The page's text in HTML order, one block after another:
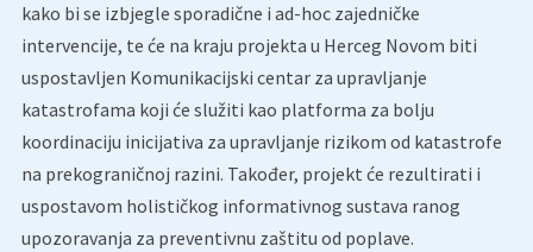
kako bi se izbjegle sporadične i ad-hoc zajedničke
intervencije, te će na kraju projekta u Herceg Novom biti
uspostavljen Komunikacijski centar za upravljanje
katastrofama koji će služiti kao platforma za bolju
koordinaciju inicijativa za upravljanje rizikom od katastrofe
na prekograničnoj razini. Također, projekt će rezultirati i
uspostavom holističkog informativnog sustava ranog
upozoravanja za preventivnu zaštitu od poplave.